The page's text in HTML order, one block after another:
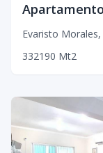
Evaristo Morales,
332190 Mt2